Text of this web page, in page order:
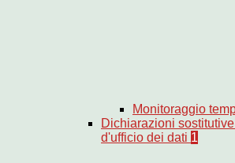
Monitoraggio
Dichiarazioni
d'ufficio dei dati 1